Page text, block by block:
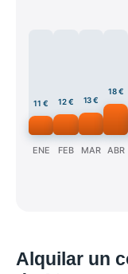
11 €
ENE
12 €
FEB
13 €
MAR
18 €
ABR
Alquilar un